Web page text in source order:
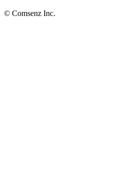
© Comsenz Inc.